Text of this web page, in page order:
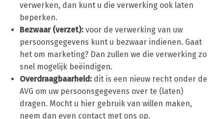
verwerken, dan kunt u die verwerking ook laten
beperken.
Bezwaar (verzet): voor de verwerking van uw
persoonsgegevens kunt u bezwaar indienen. Gaat
het om marketing? Dan zullen we die verwerking zo
snel mogelijk beëindigen.
Overdraagbaarheid: dit is een nieuw recht onder de
AVG om uw persoonsgegevens over te (laten)
dragen. Mocht u hier gebruik van willen maken,
neem dan even contact met ons op.